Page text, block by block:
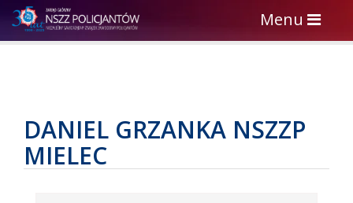
Toggle
navigation
Menu
DANIEL GRZANKA NSZZP
MIELEC